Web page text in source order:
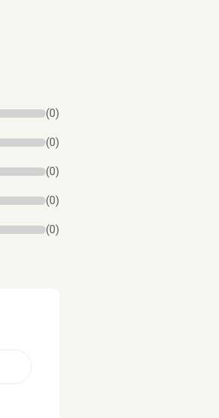
(0)
(0)
(0)
(0)
(0)